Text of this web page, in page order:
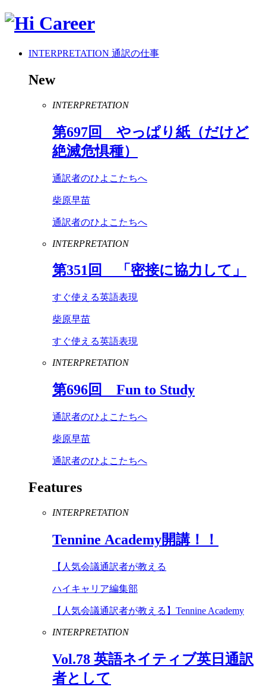
INTERPRETATION 通訳の仕事
New
INTERPRETATION
第697回 やっぱり紙（だけど
絶滅危惧種）
通訳者のひよこたちへ
柴原早苗
通訳者のひよこたちへ
INTERPRETATION
第351回 「密接に協力して」
すぐ使える英語表現
柴原早苗
すぐ使える英語表現
INTERPRETATION
第696回 Fun to Study
通訳者のひよこたちへ
柴原早苗
通訳者のひよこたちへ
Features
INTERPRETATION
Tennine Academy開講！！
【人気会議通訳者が教える
ハイキャリア編集部
【人気会議通訳者が教える】Tennine Academy
INTERPRETATION
Vol.78 英語ネイティブ英日通訳
者として